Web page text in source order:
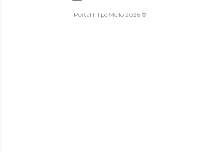
Portal Filipe Mello 2026 ®